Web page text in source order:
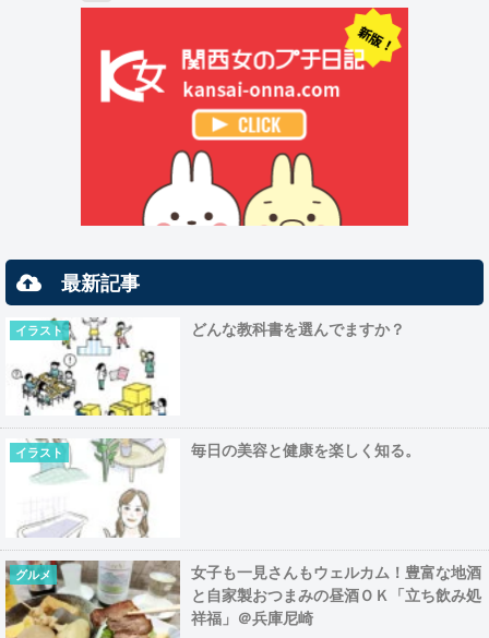
最新記事
イラスト どんな教科書を選んでますか？
イラスト 毎日の美容と健康を楽しく知る。
グルメ
女子も一見さんもウェルカム！豊富な地酒
と自家製おつまみの昼酒ＯＫ「立ち飲み処
祥福」＠兵庫尼崎